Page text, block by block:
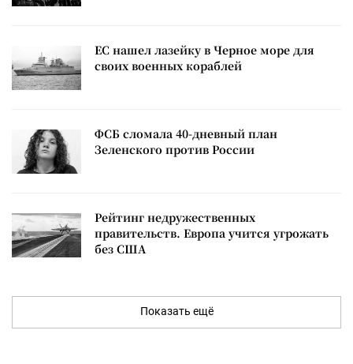
ЕС нашел лазейку в Черное море для
своих военных кораблей
ФСБ сломала 40-дневный план
Зеленского против России
Рейтинг недружественных
правительств. Европа учится угрожать
без США
Показать ещё